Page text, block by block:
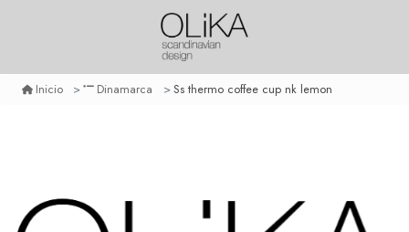
Inicio Dinamarca Ss thermo coffee cup nk lemon